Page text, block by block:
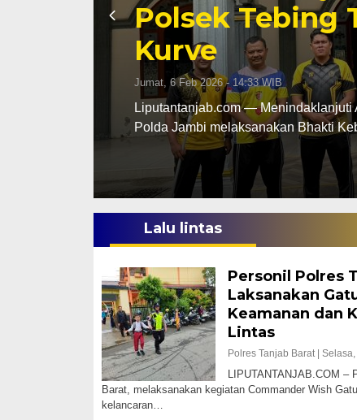
Cinta Ditolak,
Gantung Diri
Rabu, 17 Des 2025 - 18:29 WIB
Liputantanjab.com – Tragis seorang
ditemukan tewas…
Lalu lintas
Personil Polres
Laksanakan
Keamanan dan
Lintas
Polres Tanjab Barat | Selasa,
LIPUTANTANJAB.COM –
Barat, melaksanakan kegiatan Commander Wish
kelancaran…